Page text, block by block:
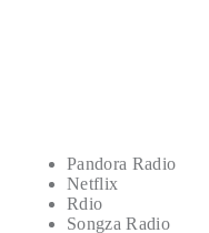
Pandora Radio
Netflix
Rdio
Songza Radio